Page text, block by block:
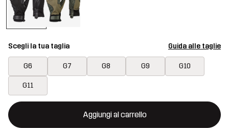
Scegli la tua taglia Guida alle taglie
G6 G7 G8 G9 G10
G11
Aggiungi al carrello
Questo tasto aprirà una finestra modale per confermare un
{{size}} non disponibile